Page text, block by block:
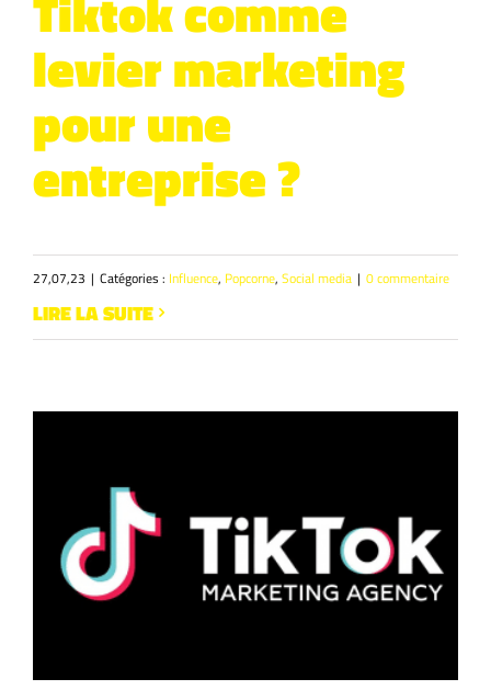
Recrutement
levier marketing
pour une
entreprise ?
27,07,23 | Catégories : Influence, Popcorne, Social media | 0 commentaire
LIRE LA SUITE